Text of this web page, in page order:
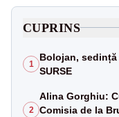
CUPRINS
1
Bolojan,
SURSE
2
Alina Gorghiu:
Comisia de la